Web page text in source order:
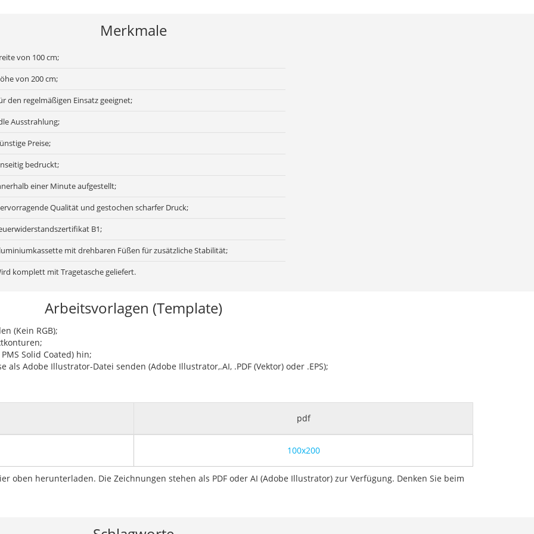
Merkmale
von 100 cm;
von 200 cm;
den regelmäßigen Einsatz geeignet;
Ausstrahlung;
Preise;
bedruckt;
einer Minute aufgestellt;
Qualität und gestochen scharfer Druck;
B1;
mit drehbaren Füßen für zusätzliche Stabilität;
komplett mit Tragetasche geliefert.
Arbeitsvorlagen (Template)
(Kein RGB);
Solid Coated) hin;
Adobe Illustrator-Datei senden (Adobe Illustrator,.AI, .PDF (Vektor) oder .EPS);
pdf
100x200
oben herunterladen. Die Zeichnungen stehen als PDF oder AI (Adobe Illustrator) zur Verfügung. Denken Sie beim